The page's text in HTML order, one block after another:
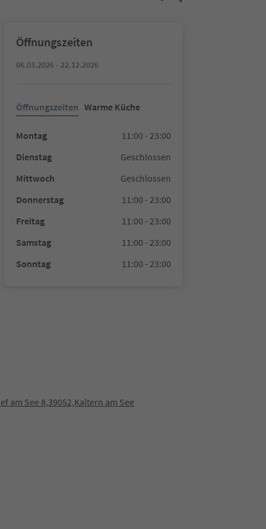
Öffnungszeiten
06.03.2026 - 22.12.2026
Öffnungszeiten Warme Küche
Montag
11:00 - 23:00
Dienstag
Geschlossen
Mittwoch
Geschlossen
Donnerstag
11:00 - 23:00
Freitag
11:00 - 23:00
Samstag
11:00 - 23:00
Sonntag
11:00 - 23:00
am See 8,39052,Kaltern am See